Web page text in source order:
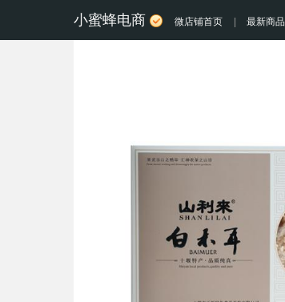
小蜜蜂电商 微店铺首页 最新商品